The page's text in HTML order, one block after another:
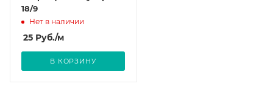
18/9
Нет в наличии
25 Руб./м
В КОРЗИНУ